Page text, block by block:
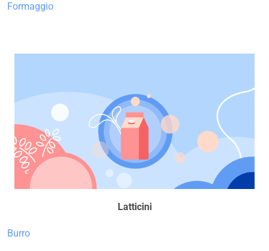
Formaggio
Latticini
Burro